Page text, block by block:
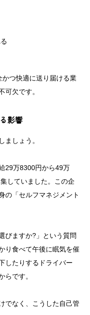
つ快適に送り届ける業
可欠です。
影響
ましょう。
29万8300円から49万
していました。この企
の「セルフマネジメント
びますか?」という質問
り食べて午後に眠気を催
したりするドライバー
らです。
でなく、こうした自己管